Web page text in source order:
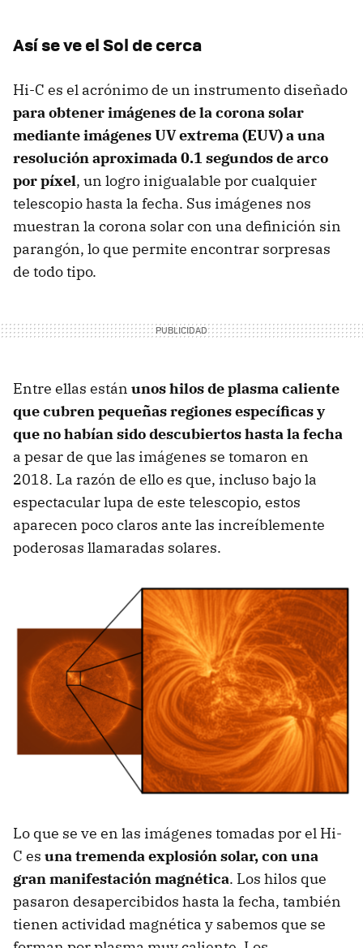
Así se ve el Sol de cerca
Hi-C es el acrónimo de un instrumento diseñado
para obtener imágenes de la corona solar
mediante imágenes UV extrema (EUV) a una
resolución aproximada 0.1 segundos de arco
por píxel, un logro inigualable por cualquier
telescopio hasta la fecha. Sus imágenes nos
muestran la corona solar con una definición sin
parangón, lo que permite encontrar sorpresas
de todo tipo.
Entre ellas están unos hilos de plasma caliente
que cubren pequeñas regiones específicas y
que no habían sido descubiertos hasta la fecha
a pesar de que las imágenes se tomaron en
2018. La razón de ello es que, incluso bajo la
espectacular lupa de este telescopio, estos
aparecen poco claros ante las increíblemente
poderosas llamaradas solares.
Lo que se ve en las imágenes tomadas por el Hi-
C es una tremenda explosión solar, con una
gran manifestación magnética. Los hilos que
pasaron desapercibidos hasta la fecha, también
tienen actividad magnética y sabemos que se